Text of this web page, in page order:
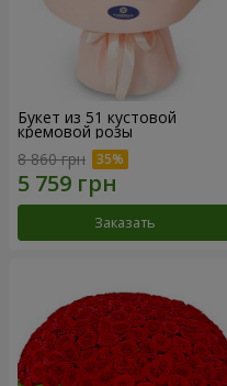
Букет из 51 кустовой
кремовой розы
8 860 грн
Заказать